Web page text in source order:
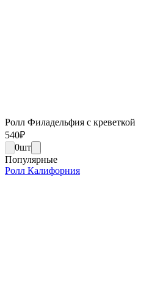
Ролл Филадельфия с креветкой
540₽
0шт
Популярные
Ролл Калифорния